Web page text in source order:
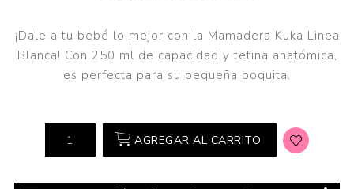
¡Dale a tu bebé lo mejor con la Mamadera Kuka Linea
Blanca! Con 250 ml de capacidad y tetina anatómica,
es perfecta para su pequeña boquita.
AGREGAR AL CARRITO